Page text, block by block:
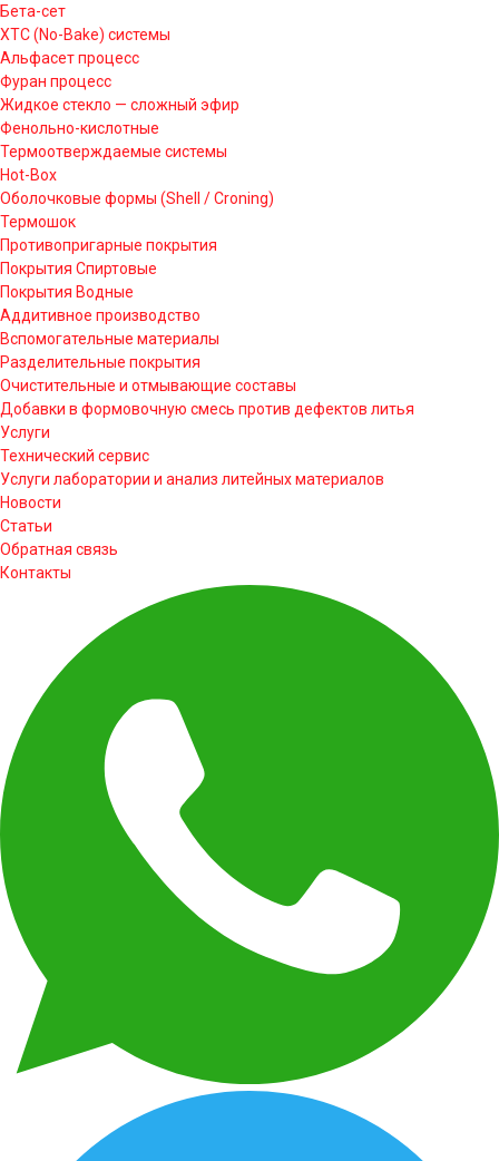
Бета-сет
ХТС (No-Bake) системы
Альфасет процесс
Фуран процесс
Жидкое стекло — сложный эфир
Фенольно-кислотные
Термоотверждаемые системы
Hot-Box
Оболочковые формы (Shell / Croning)
Термошок
Противопригарные покрытия
Покрытия Спиртовые
Покрытия Водные
Аддитивное производство
Вспомогательные материалы
Разделительные покрытия
Очистительные и отмывающие составы
Добавки в формовочную смесь против дефектов литья
Услуги
Технический сервис
Услуги лаборатории и анализ литейных материалов
Новости
Статьи
Обратная связь
Контакты